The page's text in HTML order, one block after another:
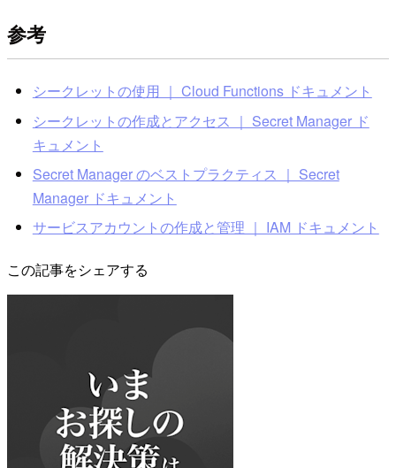
参考
シークレットの使用 ｜ Cloud Functions ドキュメント
シークレットの作成とアクセス ｜ Secret Manager ド
キュメント
Secret Manager のベストプラクティス ｜ Secret
Manager ドキュメント
サービスアカウントの作成と管理 ｜ IAM ドキュメント
この記事をシェアする